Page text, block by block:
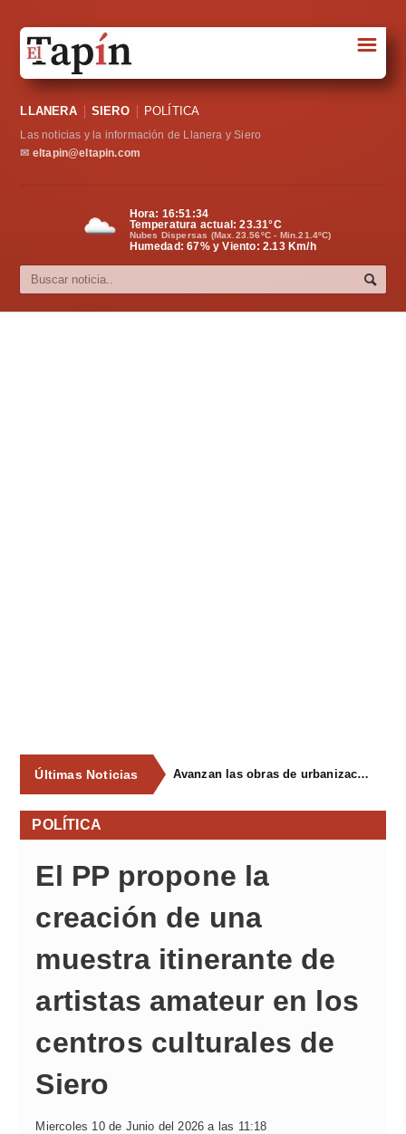
Sociedad
Política
Cultura
☰
LLANERA SIERO POLÍTICA
Las noticias y la información de Llanera y Siero
✉ eltapin@eltapin.com
Hora: 16:51:35
Temperatura actual:23.31°C
Nubes Dispersas (Max.23.56ºC - Min.21.4ºC)
Humedad: 67% y Viento: 2.13 Km/h
Últimas Noticias Avanzan las obras de urbanización del parque de La Reconquista, en los terrenos del antiguo matadero de Pola de Siero
POLÍTICA
El PP propone la
creación de una
muestra itinerante de
artistas amateur en los
centros culturales de
Siero
Miercoles 10 de Junio del 2026 a las 11:18